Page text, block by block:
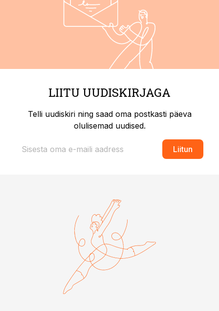
LIITU UUDISKIRJAGA
Telli uudiskiri ning saad oma postkasti päeva
olulisemad uudised.
Liitun